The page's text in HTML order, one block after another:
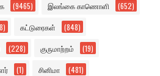
(9465) இலங்கை காணொளி (652)
கட்டுரைகள் (848)
(228) குருமாற்றம் (19)
(1) சினிமா (481)